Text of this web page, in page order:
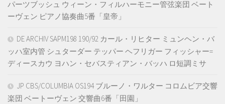
パーツブッシュ ウィーン・フィルハーモニー管弦楽団 ベート
ーヴェン ピアノ協奏曲5番「皇帝」
DE ARCHIV SAPM198 190/92 カール・リヒター ミュンヘン・バ
ッハ室内管 シュターダー テッパー ヘフリガー フィッシャー=
ディースカウ ヨハン・セバスティアン・バッハ ロ短調ミサ
JP CBS/COLUMBIA OS194 ブルーノ・ワルター コロムビア交響
楽団 ベートーヴェン 交響曲6番「田園」